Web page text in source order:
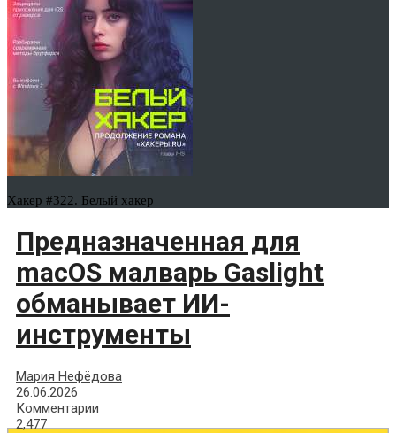
Хакер #322. Белый хакер
Предназначенная для
macOS малварь Gaslight
обманывает ИИ-
инструменты
Мария Нефёдова
26.06.2026
Комментарии
2,477